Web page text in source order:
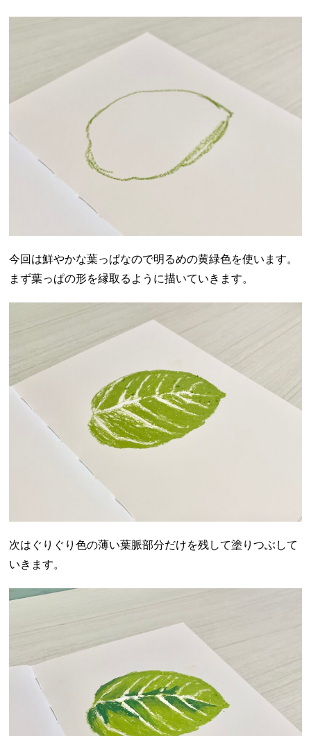
今回は鮮やかな葉っぱなので明るめの黄緑色を使います。
まず葉っぱの形を縁取るように描いていきます。
次はぐりぐり色の薄い葉脈部分だけを残して塗りつぶして
いきます。